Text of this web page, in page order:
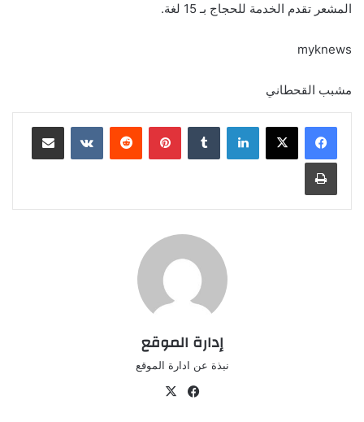
المشعر تقدم الخدمة للحجاج بـ 15 لغة.
myknews
مشبب القحطاني
لينكدإن بينتيريست
إدارة الموقع
نبذة عن ادارة الموقع
في